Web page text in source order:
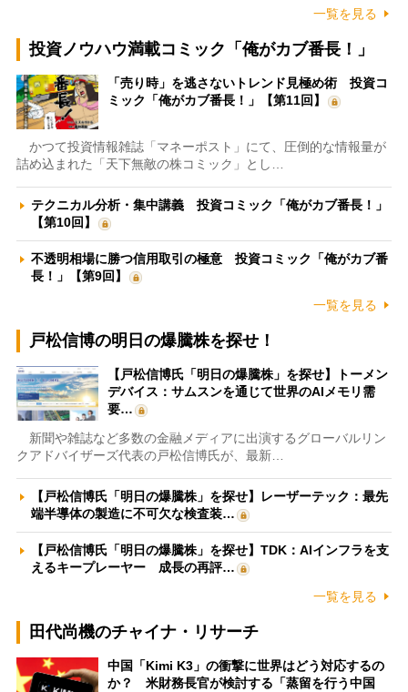
一覧を見る
投資ノウハウ満載コミック「俺がカブ番長！」
「売り時」を逃さないトレンド見極め術 投資コ
ミック「俺がカブ番長！」【第11回】
かつて投資情報雑誌「マネーポスト」にて、圧倒的な情報量が
詰め込まれた「天下無敵の株コミック」とし…
テクニカル分析・集中講義 投資コミック「俺がカブ番長！」
【第10回】
不透明相場に勝つ信用取引の極意 投資コミック「俺がカブ番
長！」【第9回】
一覧を見る
戸松信博の明日の爆騰株を探せ！
【戸松信博氏「明日の爆騰株」を探せ】トーメン
デバイス：サムスンを通じて世界のAIメモリ需
要…
新聞や雑誌など多数の金融メディアに出演するグローバルリン
クアドバイザーズ代表の戸松信博氏が、最新…
【戸松信博氏「明日の爆騰株」を探せ】レーザーテック：最先
端半導体の製造に不可欠な検査装…
【戸松信博氏「明日の爆騰株」を探せ】TDK：AIインフラを支
えるキープレーヤー 成長の再評…
一覧を見る
田代尚機のチャイナ・リサーチ
中国「Kimi K3」の衝撃に世界はどう対応するの
か？ 米財務長官が検討する「蒸留を行う中国